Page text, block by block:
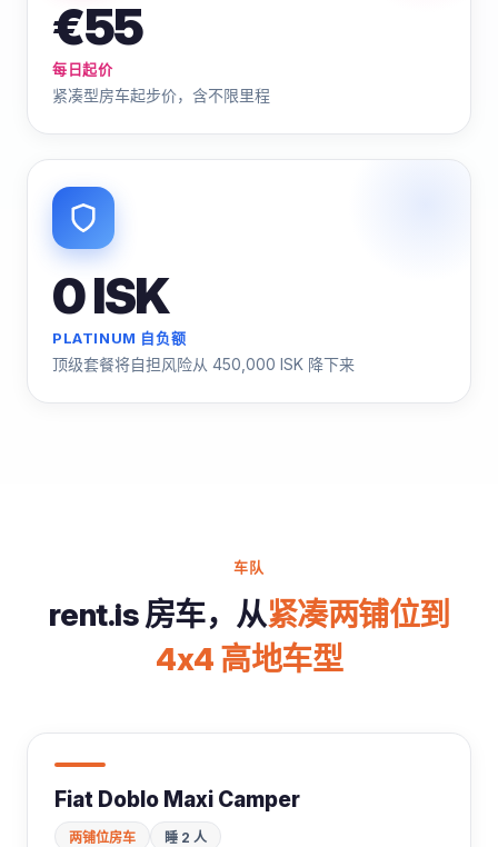
€55
每日起价
紧凑型房车起步价，含不限里程
0 ISK
PLATINUM 自负额
顶级套餐将自担风险从 450,000 ISK 降下来
车队
rent.is 房车，从紧凑两铺位到
4x4 高地车型
Fiat Doblo Maxi Camper
两铺位房车 睡 2 人